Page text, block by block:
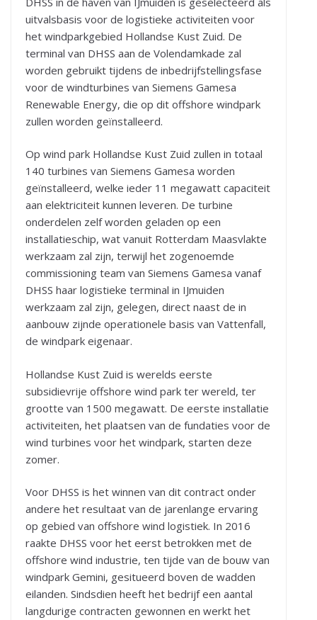
uitvalsbasis voor de logistieke activiteiten voor
het windparkgebied Hollandse Kust Zuid. De
terminal van DHSS aan de Volendamkade zal
worden gebruikt tijdens de inbedrijfstellingsfase
voor de windturbines van Siemens Gamesa
Renewable Energy, die op dit offshore windpark
zullen worden geïnstalleerd.
Op wind park Hollandse Kust Zuid zullen in totaal
140 turbines van Siemens Gamesa worden
geïnstalleerd, welke ieder 11 megawatt capaciteit
aan elektriciteit kunnen leveren. De turbine
onderdelen zelf worden geladen op een
installatieschip, wat vanuit Rotterdam Maasvlakte
werkzaam zal zijn, terwijl het zogenoemde
commissioning team van Siemens Gamesa vanaf
DHSS haar logistieke terminal in IJmuiden
werkzaam zal zijn, gelegen, direct naast de in
aanbouw zijnde operationele basis van Vattenfall,
de windpark eigenaar.
Hollandse Kust Zuid is werelds eerste
subsidievrije offshore wind park ter wereld, ter
grootte van 1500 megawatt. De eerste installatie
activiteiten, het plaatsen van de fundaties voor de
wind turbines voor het windpark, starten deze
zomer.
Voor DHSS is het winnen van dit contract onder
andere het resultaat van de jarenlange ervaring
op gebied van offshore wind logistiek. In 2016
raakte DHSS voor het eerst betrokken met de
offshore wind industrie, ten tijde van de bouw van
windpark Gemini, gesitueerd boven de wadden
eilanden. Sindsdien heeft het bedrijf een aantal
langdurige contracten gewonnen en werkt het